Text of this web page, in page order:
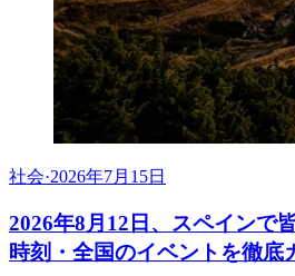
社会·2026年7月15日
2026年8月12日、スペインで
時刻・全国のイベントを徹底